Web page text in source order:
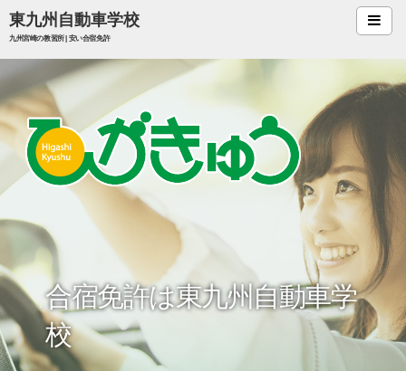
東九州自動車学校
九州宮崎の教習所 | 安い合宿免許
合宿免許
宿泊案内 お食事
会社案内 アクセス
技能講習
助成金
合宿免許は東九州自動車学
校